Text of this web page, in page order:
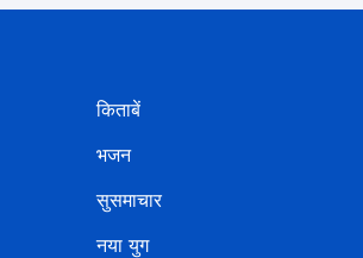
किताबें
भजन
सुसमाचार
नया युग